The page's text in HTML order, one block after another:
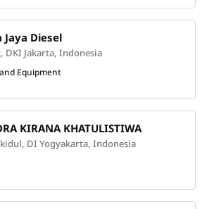
Jaya Diesel
DKI Jakarta, Indonesia
Equipment
KIRANA KHATULISTIWA
DI Yogyakarta, Indonesia